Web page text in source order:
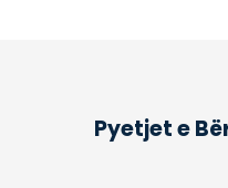
Pyetjet e